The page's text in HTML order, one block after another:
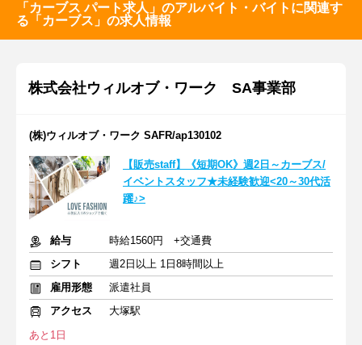
「カーブス パート求人」のアルバイト・バイトに関連す
る「カーブス」の求人情報
株式会社ウィルオブ・ワーク SA事業部
(株)ウィルオブ・ワーク SAFR/ap130102
【販売staff】《短期OK》週2日～カーブス/
イベントスタッフ★未経験歓迎<20～30代活
躍♪>
給与
時給1560円 +交通費
シフト
週2日以上 1日8時間以上
雇用形態
派遣社員
アクセス
大塚駅
あと1日